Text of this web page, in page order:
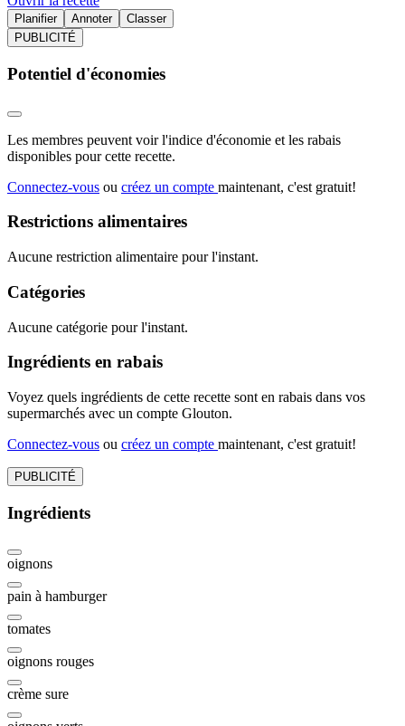
Planifier Annoter
Classer
PUBLICITÉ
Potentiel d'économies
Les membres peuvent voir l'indice d'économie et les rabais
disponibles pour cette recette.
Connectez-vous ou créez un compte maintenant, c'est gratuit!
Restrictions alimentaires
Aucune restriction alimentaire pour l'instant.
Catégories
Aucune catégorie pour l'instant.
Ingrédients en rabais
Voyez quels ingrédients de cette recette sont en rabais dans vos
supermarchés avec un compte Glouton.
Connectez-vous ou créez un compte maintenant, c'est gratuit!
PUBLICITÉ
Ingrédients
oignons
pain à hamburger
tomates
oignons rouges
crème sure